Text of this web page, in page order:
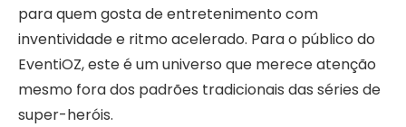
para quem gosta de entretenimento com
inventividade e ritmo acelerado. Para o público do
EventiOZ, este é um universo que merece atenção
mesmo fora dos padrões tradicionais das séries de
super-heróis.